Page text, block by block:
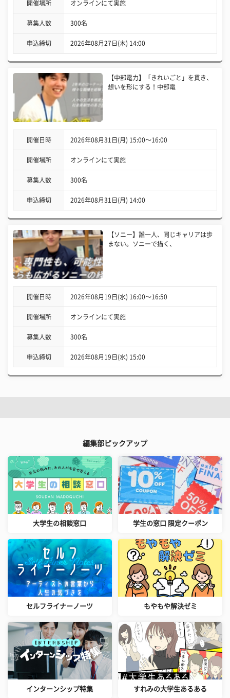
開催場所 オンラインにて実施
募集人数 300名
申込締切 2026年08月27日(木) 14:00
【中部電力】「きれいごと」を貫き、
想いを形にする！中部電
開催日時 2026年08月31日(月) 15:00〜16:00
開催場所 オンラインにて実施
募集人数 300名
申込締切 2026年08月31日(月) 14:00
【ソニー】誰一人、同じキャリアは歩
まない。ソニーで描く、
開催日時 2026年08月19日(水) 16:00〜16:50
開催場所 オンラインにて実施
募集人数 300名
申込締切 2026年08月19日(水) 15:00
編集部ピックアップ
大学生の相談窓口 学生の窓口 限定クーポン
セルフライナーノーツ もやもや解決ゼミ
インターンシップ特集 すれみの大学生あるある